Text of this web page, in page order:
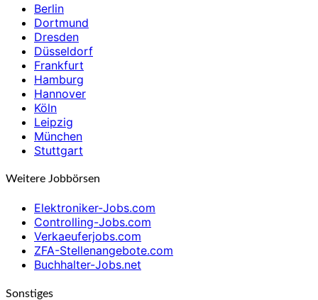
Berlin
Dortmund
Dresden
Düsseldorf
Frankfurt
Hamburg
Hannover
Köln
Leipzig
München
Stuttgart
Weitere Jobbörsen
Elektroniker-Jobs.com
Controlling-Jobs.com
Verkaeuferjobs.com
ZFA-Stellenangebote.com
Buchhalter-Jobs.net
Sonstiges